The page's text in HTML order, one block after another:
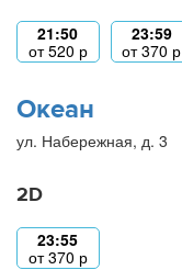
21:50
от520 р
23:59
от370 р
Океан
ул. Набережная, д. 3
2D
23:55
от370 р